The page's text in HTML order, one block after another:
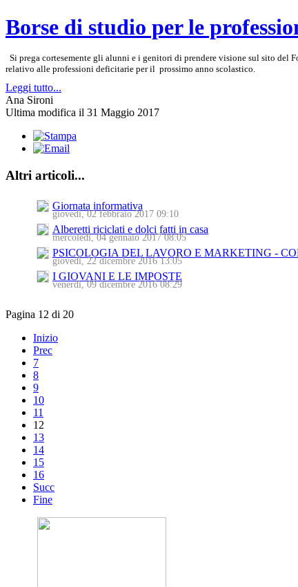
Borse di studio per le
Si prega cortesemente gli alunni e i genitori di prendere visione sul sito del
relativo alle professioni deficitarie per il prossimo anno scolastico.
Leggi tutto...
Ana Sironi
Ultima modifica il 31 Maggio 2017
Altri articoli...
Giornata informativa
giovedì, 02 febbraio 2017 09:10
Alberetti riciclati e dolci fatti in casa
mercoledì, 04 gennaio 2017 08:05
PSICOLOGIA DEL LAVORO E MARKETING -
giovedì, 22 dicembre 2016 13:05
I GIOVANI E LE IMPOSTE
venerdì, 09 dicembre 2016 08:29
Pagina 12 di 20
Inizio
Prec
7
8
9
10
11
12
13
14
15
16
Succ
Fine